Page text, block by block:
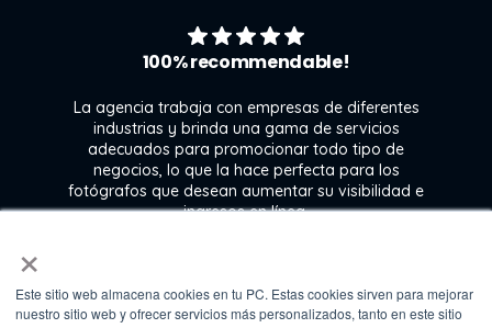
×
Este sitio web almacena cookies en tu PC. Estas cookies sirven para mejorar
nuestro sitio web y ofrecer servicios más personalizados, tanto en este sitio
100% recommendable!
La agencia trabaja con empresas de diferentes
industrias y brinda una gama de servicios
adecuados para promocionar todo tipo de
negocios, lo que la hace perfecta para los
fotógrafos que desean aumentar su visibilidad e
ingresos en línea.
Kate Gross
Marketing & graphic design assistant at